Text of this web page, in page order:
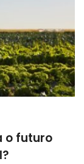
o futuro